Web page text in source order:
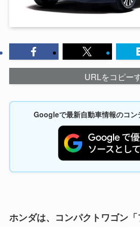
URLをコピー
Googleで最新自動車情報のコン
ホンダは、コンパクトワゴン